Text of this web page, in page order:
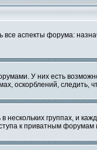
аспекты форума:
У них есть
оскорблений,
группах, и
к приватным форумам